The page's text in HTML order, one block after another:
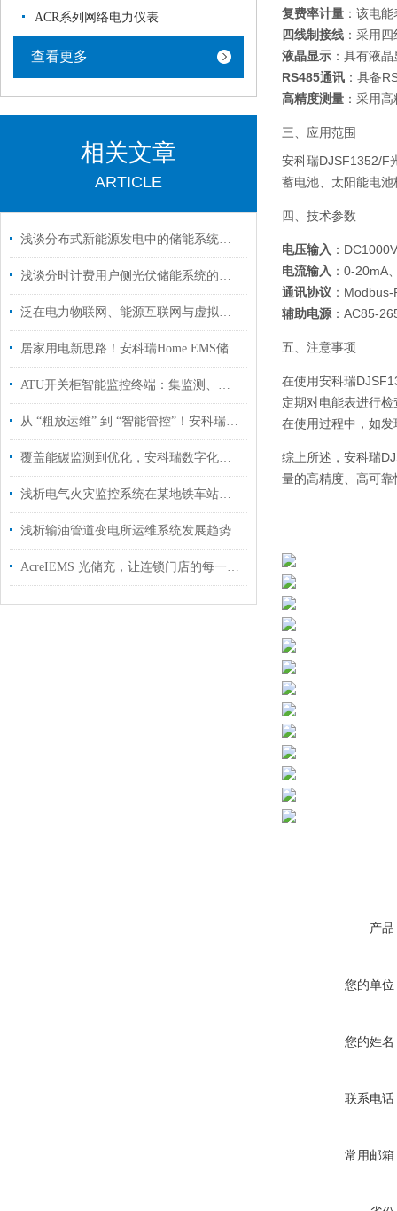
ACR系列网络电力仪表
查看更多
相关文章
ARTICLE
浅谈分布式新能源发电中的储能系统能量管理分析
浅谈分时计费用户侧光伏储能系统的研究与探讨
泛在电力物联网、能源互联网与虚拟电厂
居家用电新思路！安科瑞Home EMS储能：降能耗、保供电、轻松领补贴！
ATU开关柜智能监控终端：集监测、预警、顺控于一体
从 “粗放运维” 到 “智能管控”！安科瑞云平台赋能分布式光伏升级
覆盖能碳监测到优化，安科瑞数字化能碳管理平台助力浙江园区零碳转型
浅析电气火灾监控系统在某地铁车站的设计及应用
浅析输油管道变电所运维系统发展趋势
AcreIEMS 光储充，让连锁门店的每一度电都省在刀刃上
复费率计量 ：该电
四线制接线 ：采用
液晶显示 ：具有液
RS485通讯 ：具备
高精度测量 ：采用
三、应用范围
安科瑞DJSF1352/F
蓄电池、太阳能电
四、技术参数
电压输入 ：DC1000V
电流输入 ：0-20mA
通讯协议 ：
辅助电源 ：AC85-
五、注意事项
在使用安科瑞
定期对电能表进行
在使用过程中，如
综上所述，安科瑞
量的高精度、高可
产品
您的单位
您的姓名
联系电话
常用邮箱